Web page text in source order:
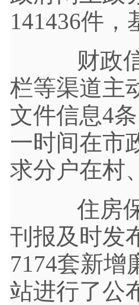
141436件
财政信
栏等渠道主
文件信息4
一时间在市
求分户在村
住房保
刊报及时发
7174套新增
站进行了公